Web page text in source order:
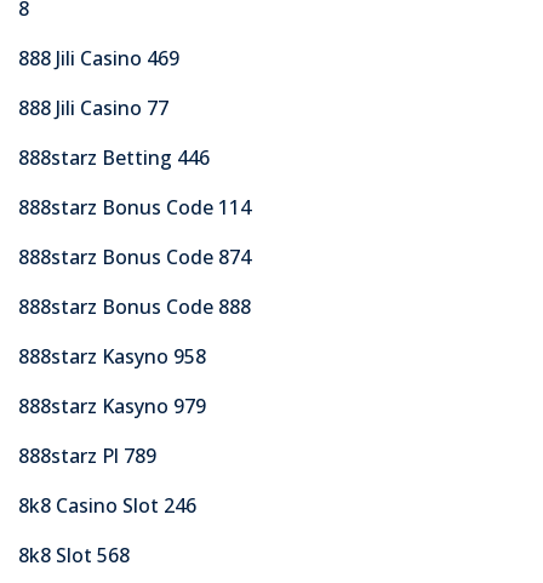
8
888 Jili Casino 469
888 Jili Casino 77
888starz Betting 446
888starz Bonus Code 114
888starz Bonus Code 874
888starz Bonus Code 888
888starz Kasyno 958
888starz Kasyno 979
888starz Pl 789
8k8 Casino Slot 246
8k8 Slot 568